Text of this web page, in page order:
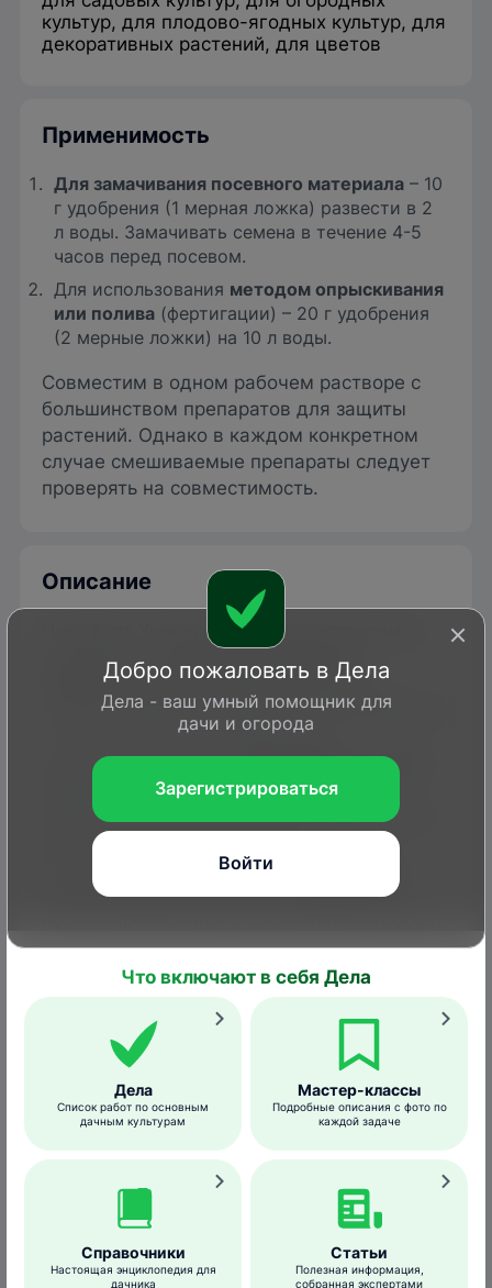
культур, для плодово-ягодных культур, для
декоративных растений, для цветов
Применимость
Для замачивания посевного материала – 10
г удобрения (1 мерная ложка) развести в 2
л воды. Замачивать семена в течение 4-5
часов перед посевом.
Для использования методом опрыскивания
или полива (фертигации) – 20 г удобрения
(2 мерные ложки) на 10 л воды.
Совместим в одном рабочем растворе с
большинством препаратов для защиты
растений. Однако в каждом конкретном
случае смешиваемые препараты следует
проверять на совместимость.
Описание
Новоферт Универсал – водорастворимое
удобрение со
сбалансированным
комплексом микроэлементов(медь,
железо, марганец, цинк) в хелатной форме,
а также бором и молибденом в
минеральной форме.Не содержит хлора
Предназначено для внекорневой
обработки растений и может применяться
практически на всех этапах
вегетационного периода (от обработки
семян до дополнительных подкормок
Подходит для всех видов культур.
Препаративная форма – 100%-
водорастворимые гранулы.
Упаковка
– 100,
250, 500 г.
Преимущества препарата
легко и полностью растворяется в воде;
делает грунт более рыхлым, улучшает его
влагоемкость;
способствует сохранению и повышению
плодородия почвы;
Добро пожаловать в Дела
Дела - ваш умный помощник для
дачи и огорода
Зарегистрироваться
Войти
Что включают в себя Дела
Дела
Список работ по основным
дачным культурам
Мастер-классы
Подробные описания с фото по
каждой задаче
Справочники
Настоящая энциклопедия для
дачника
Статьи
Полезная информация,
собранная экспертами